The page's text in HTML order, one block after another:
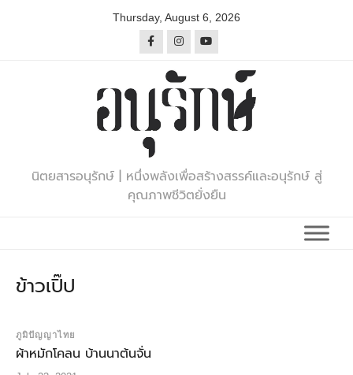
Thursday, August 6, 2026
นิตยสารอนุรักษ์ | หนึ่งพลังเพื่อสร้างสรรค์และอนุรักษ์ สู่
คุณภาพชีวิตยั่งยืน
ข้าวเปิ๊ป
ภูมิปัญญาไทย
ผ้าหมักโคลน บ้านนาต้นจั่น